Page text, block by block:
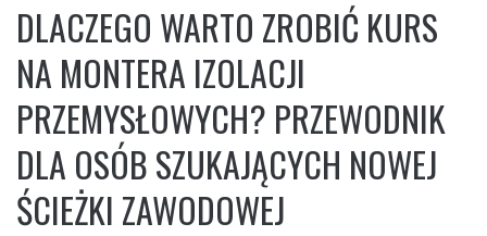
DLACZEGO WARTO ZROBIĆ KURS
NA MONTERA IZOLACJI
PRZEMYSŁOWYCH? PRZEWODNIK
DLA OSÓB SZUKAJĄCYCH NOWEJ
ŚCIEŻKI ZAWODOWEJ